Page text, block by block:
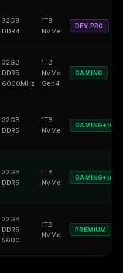
32GB
DDR4
1TB
NVMe
DEV PRO
32GB
DDR5
6000MHz
1TB
NVMe
Gen4
GAMING
32GB
DDR5
1TB
NVMe
GAMING+IA
32GB
DDR5
1TB
NVMe
GAMING+IA
32GB
DDR5-
5600
1TB
NVMe
PREMIUM